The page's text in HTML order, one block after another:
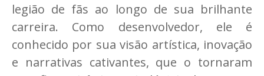
legião de fãs ao longo de sua brilhante
carreira. Como desenvolvedor, ele é
conhecido por sua visão artística, inovação
e narrativas cativantes, que o tornaram